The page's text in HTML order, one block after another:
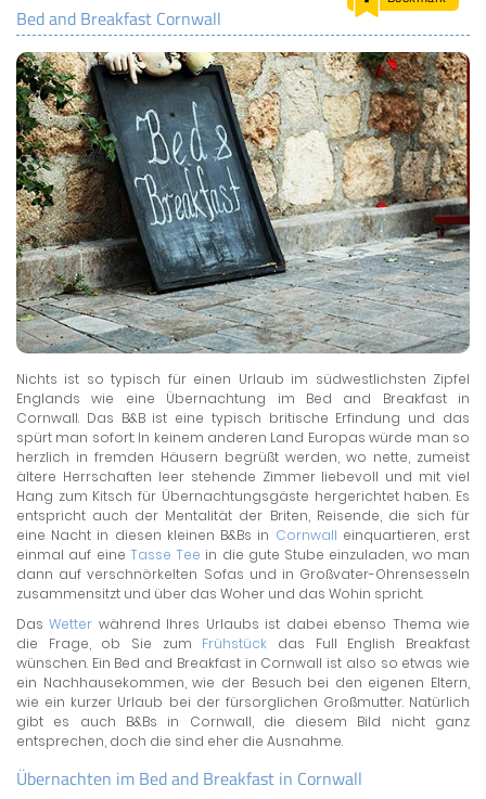
LAND & LEUTE
LERNCENTER
ENGLISCH
ENGLAND ZUHAUSE
BRITISH SHOP
Bed and Breakfast Cornwall
Nichts ist so typisch für einen Urlaub im südwestlichsten Zipfel
Englands wie eine Übernachtung im Bed and Breakfast in
Cornwall. Das B&B ist eine typisch britische Erfindung und das
spürt man sofort: In keinem anderen Land Europas würde man so
herzlich in fremden Häusern begrüßt werden, wo nette, zumeist
ältere Herrschaften leer stehende Zimmer liebevoll und mit viel
Hang zum Kitsch für Übernachtungsgäste hergerichtet haben. Es
entspricht auch der Mentalität der Briten, Reisende, die sich für
eine Nacht in diesen kleinen B&Bs in Cornwall einquartieren, erst
einmal auf eine Tasse Tee in die gute Stube einzuladen, wo man
dann auf verschnörkelten Sofas und in Großvater-Ohrensesseln
zusammensitzt und über das Woher und das Wohin spricht.
DasWetter während Ihres Urlaubs ist dabei ebenso Thema wie
die Frage, ob Sie zum Frühstück das Full English Breakfast
wünschen. Ein Bed and Breakfast in Cornwall ist also so etwas wie
ein Nachhausekommen, wie der Besuch bei den eigenen Eltern,
wie ein kurzer Urlaub bei der fürsorglichen Großmutter. Natürlich
gibt es auch B&Bs in Cornwall, die diesem Bild nicht ganz
entsprechen, doch die sind eher die Ausnahme.
Übernachten im Bed and Breakfast in Cornwall